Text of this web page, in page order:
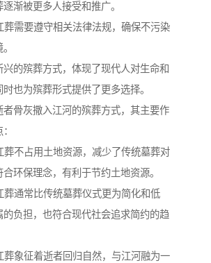
逐渐被更多人接受和推广。
葬需要遵守相关法律法规，确保不污染
。
的殡葬方式，体现了现代人对生命和
也为殡葬形式提供了更多选择。
者骨灰撒入江河的殡葬方式，其主要作
葬不占用土地资源，减少了传统墓葬对
环保理念，有利于节约土地资源。
葬通常比传统墓葬仪式更为简化和低
的负担，也符合现代社会追求简约的趋
葬象征着逝者回归自然，与江河融为一